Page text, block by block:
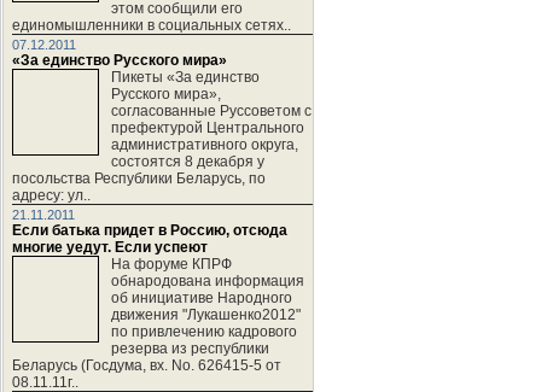
этом сообщили его
единомышленники в социальных сетях..
07.12.2011
«За единство Русского мира»
Пикеты «За единство
Русского мира»,
согласованные Руссоветом с
префектурой Центрального
административного округа,
состоятся 8 декабря у
посольства Республики Беларусь, по
адресу: ул..
21.11.2011
Если батька придет в Россию, отсюда
многие уедут. Если успеют
На форуме КПРФ
обнародована информация
об инициативе Народного
движения "Лукашенко2012"
по привлечению кадрового
резерва из республики
Беларусь (Госдума, вх. No. 626415-5 от
08.11.11г..